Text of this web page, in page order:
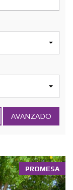
AVANZADO
PROMESA